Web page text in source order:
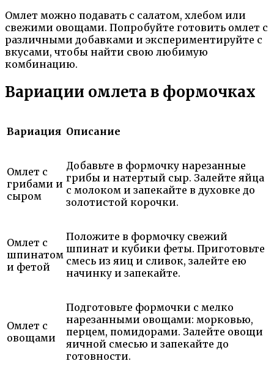
Омлет можно подавать с салатом, хлебом или
свежими овощами. Попробуйте готовить омлет с
различными добавками и экспериментируйте с
вкусами, чтобы найти свою любимую
комбинацию.
Вариации омлета в формочках
Вариация Описание
Омлет с
грибами и
сыром
Добавьте в формочку нарезанные
грибы и натертый сыр. Залейте яйца
с молоком и запекайте в духовке до
золотистой корочки.
Омлет с
шпинатом
и фетой
Положите в формочку свежий
шпинат и кубики феты. Приготовьте
смесь из яиц и сливок, залейте ею
начинку и запекайте.
Омлет с
овощами
Подготовьте формочки с мелко
нарезанными овощами: морковью,
перцем, помидорами. Залейте овощи
яичной смесью и запекайте до
готовности.